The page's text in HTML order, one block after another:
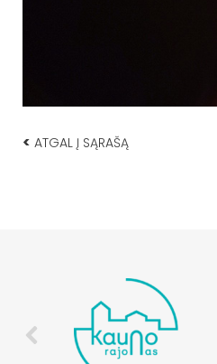
< ATGAL Į SĄRAŠĄ